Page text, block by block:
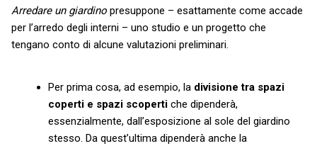
Arredare un giardino presuppone – esattamente come accade
per l’arredo degli interni – uno studio e un progetto che
tengano conto di alcune valutazioni preliminari.
Per prima cosa, ad esempio, la divisione tra spazi
coperti e spazi scoperti che dipenderà,
essenzialmente, dall’esposizione al sole del giardino
stesso. Da quest’ultima dipenderà anche la